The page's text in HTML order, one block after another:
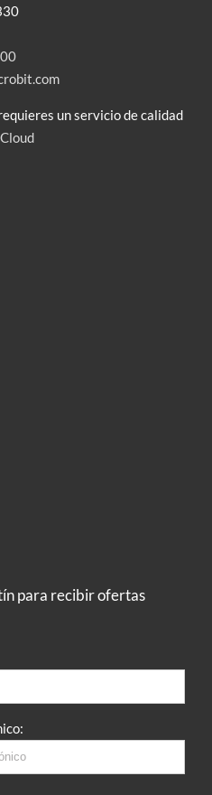
un servicio de calidad
para recibir ofertas